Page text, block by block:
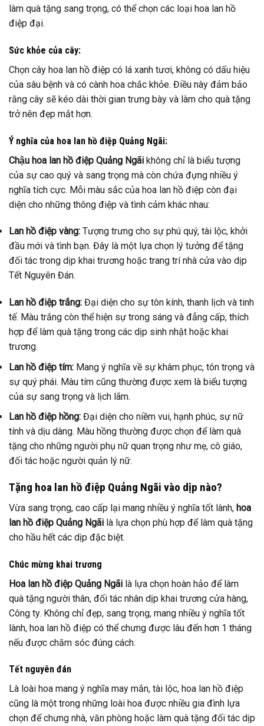
làm quà tặng sang trọng, có thể chọn các loại hoa lan hồ
điệp đại.
Sức khỏe của cây:
Chọn cây hoa lan hồ điệp có lá xanh tươi, không có dấu hiệu
của sâu bệnh và có cành hoa chắc khỏe. Điều này đảm bảo
rằng cây sẽ kéo dài thời gian trưng bày và làm cho quà tặng
trở nên đẹp mắt hơn.
Ý nghĩa của hoa lan hồ điệp Quảng Ngãi:
Chậu hoa lan hồ điệp Quảng Ngãi không chỉ là biểu tượng
của sự cao quý và sang trọng mà còn chứa đựng nhiều ý
nghĩa tích cực. Mỗi màu sắc của hoa lan hồ điệp còn đại
diện cho những thông điệp và tình cảm khác nhau:
Lan hồ điệp vàng: Tượng trưng cho sự phú quý, tài lộc, khởi
đầu mới và tình bạn. Đây là một lựa chọn lý tưởng để tặng
đối tác trong dịp khai trương hoặc trang trí nhà cửa vào dịp
Tết Nguyên Đán.
Lan hồ điệp trắng: Đại diện cho sự tôn kính, thanh lịch và tinh
tế. Màu trắng còn thể hiện sự trong sáng và đẳng cấp, thích
hợp để làm quà tặng trong các dịp sinh nhật hoặc khai
trương.
Lan hồ điệp tím: Mang ý nghĩa về sự khâm phục, tôn trọng và
sự quý phái. Màu tím cũng thường được xem là biểu tượng
của sự sang trọng và lịch lãm.
Lan hồ điệp hồng: Đại diện cho niềm vui, hạnh phúc, sự nữ
tính và dịu dàng. Màu hồng thường được chọn để làm quà
tặng cho những người phụ nữ quan trọng như mẹ, cô giáo,
đối tác hoặc người quản lý nữ.
Tặng hoa lan hồ điệp Quảng Ngãi vào dịp nào?
Vừa sang trọng, cao cấp lại mang nhiều ý nghĩa tốt lành, hoa
lan hồ điệp Quảng Ngãi là lựa chọn phù hợp để làm quà tặng
cho hầu hết các dịp đặc biệt.
Chúc mừng khai trương
Hoa lan hồ điệp Quảng Ngãi là lựa chọn hoàn hảo để làm
quà tặng người thân, đối tác nhân dịp khai trương cửa hàng,
Công ty. Không chỉ đẹp, sang trọng, mang nhiều ý nghĩa tốt
lành, hoa lan hồ điệp có thể chưng được lâu đến hơn 1 tháng
nếu được chăm sóc đúng cách.
Tết nguyên đán
Là loài hoa mang ý nghĩa may mắn, tài lộc, hoa lan hồ điệp
cũng là một trong những loài hoa được nhiều gia đình lựa
chọn để chưng nhà, văn phòng hoặc làm quà tặng đối tác dịp